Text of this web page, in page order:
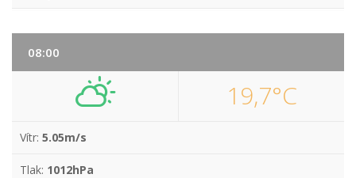
08:00
19,7°C
Vítr: 5.05m/s
Tlak: 1012hPa